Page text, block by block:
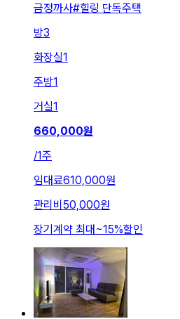
금정까사#힐링 단독주택
방3
화장실1
주방1
거실1
660,000원
/1주
임대료610,000원
관리비 50,000원
장기계약 최대~15%할인